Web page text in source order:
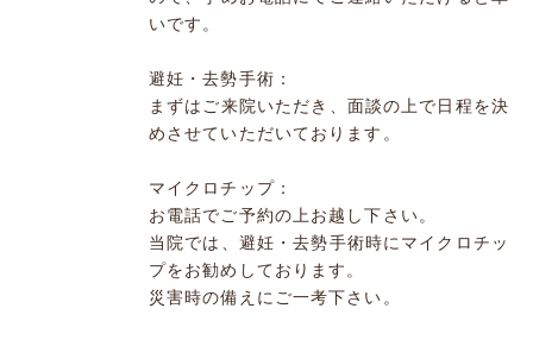
いです。
避妊・去勢手術：
まずはご来院いただき、面談の上で日程を決
めさせていただいております。
マイクロチップ：
お電話でご予約の上お越し下さい。
当院では、避妊・去勢手術時にマイクロチッ
プをお勧めしております。
災害時の備えにご一考下さい。